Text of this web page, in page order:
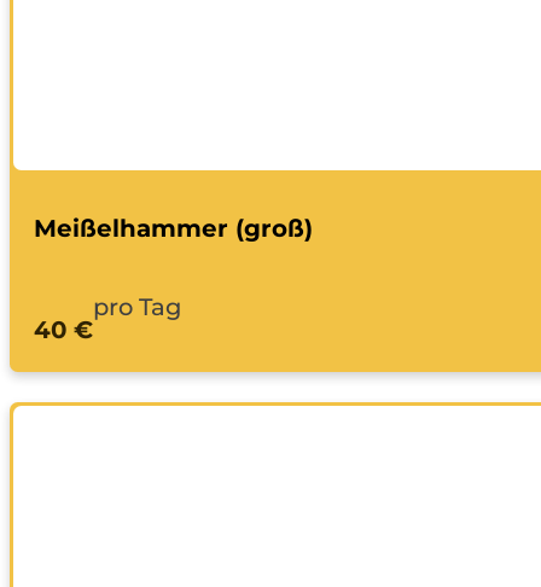
Meißelhammer (groß)
40 €
pro Tag